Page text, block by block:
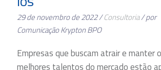
29 de novembro de 2022 /Consultoria/ por
Comunicação Krypton BPO
Empresas que buscam atrair e manter
melhores talentos do mercado estão